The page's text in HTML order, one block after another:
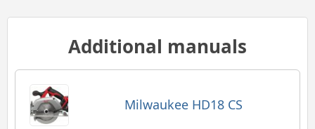
Additional manuals
Milwaukee HD18 CS